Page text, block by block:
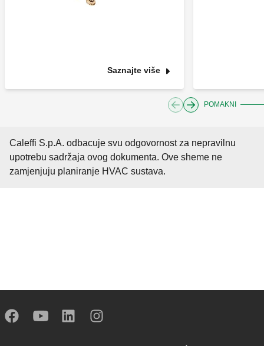
Saznajte više
POMAKNI
Caleffi S.p.A. odbacuje svu odgovornost za nepravilnu
upotrebu sadržaja ovog dokumenta. Ove sheme ne
zamjenjuju planiranje HVAC sustava.